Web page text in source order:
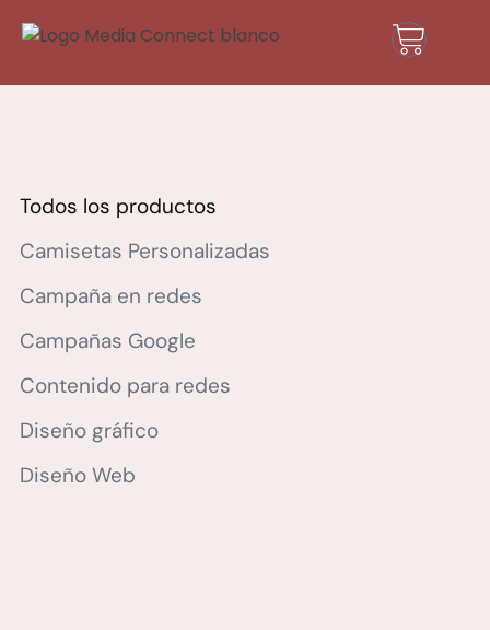
Camisetas Personalizadas
Campaña en redes
Campañas Google
Contenido para redes
Diseño gráfico
Diseño Web
Todos los productos